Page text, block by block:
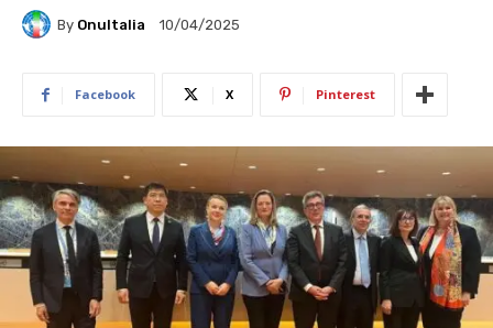
By OnuItalia 10/04/2025
Facebook X Pinterest